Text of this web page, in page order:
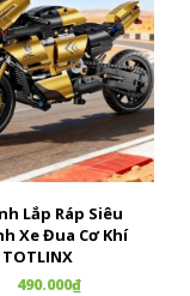
Lắp Ráp Siêu
Xe Đua Cơ Khí
TOTLINX
490.000₫